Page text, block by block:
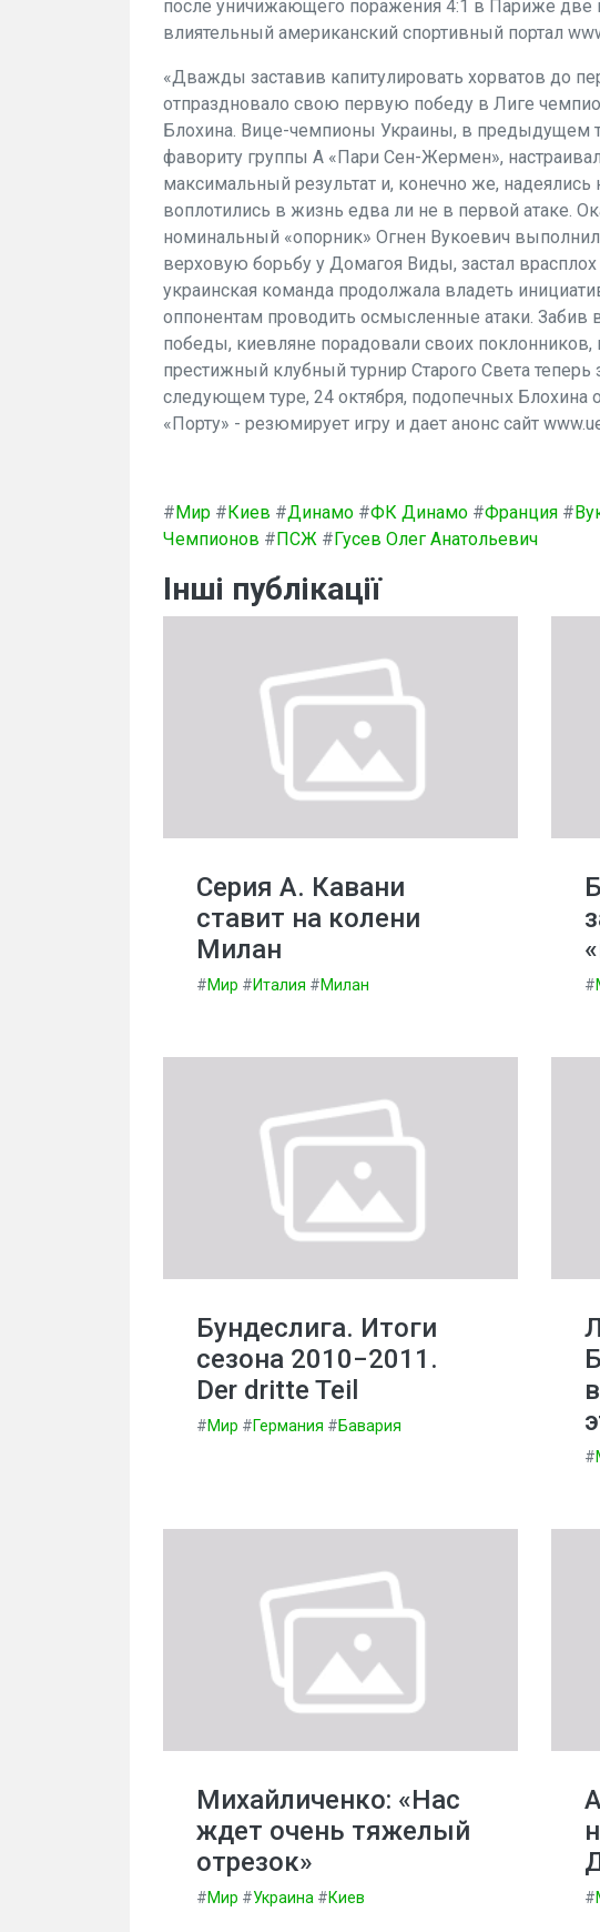
после уничижающего поражения 4:1 в Париже две
влиятельный американский спортивный портал
«Дважды заставив капитулировать хорватов до
отпраздновало свою первую победу в Лиге
Блохина. Вице-чемпионы Украины, в предыдущем
фавориту группы А «Пари Сен-Жермен»,
максимальный результат и, конечно же, надеялись
воплотились в жизнь едва ли не в первой атаке.
номинальный «опорник» Огнен Вукоевич
верховую борьбу у Домагоя Виды, застал
украинская команда продолжала владеть
оппонентам проводить осмысленные атаки. Забив
победы, киевляне порадовали своих
престижный клубный турнир Старого Света
следующем туре, 24 октября, подопечных Блохина
«Порту» - резюмирует игру и дает анонс сайт
#Мир #Киев #Динамо #ФК Динамо #Франция #
Чемпионов #ПСЖ #Гусев Олег Анатольевич
Інші публікації
Серия А. Кавани
ставит на колени
Милан
#Мир #Италия #Милан #
Бундеслига. Итоги
сезона 2010−2011.
Der dritte Teil
#Мир #Германия #Бавария
#
Михайличенко: «Нас
ждет очень тяжелый
отрезок»
#Мир #Украина #Киев #